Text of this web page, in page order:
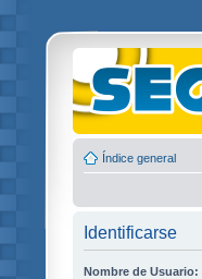
Índice general
Identificarse
Nombre de Usuario: